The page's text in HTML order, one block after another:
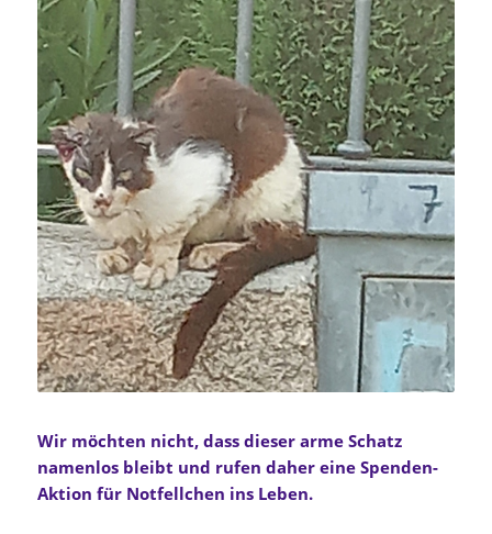
Wir möchten nicht, dass dieser arme Schatz
namenlos bleibt und rufen daher eine Spenden-
Aktion für Notfellchen ins Leben.